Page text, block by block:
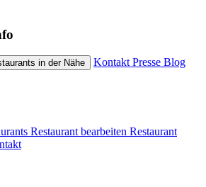
in der Nähe Kontakt Presse Blog
Restaurant bearbeiten Restaurant